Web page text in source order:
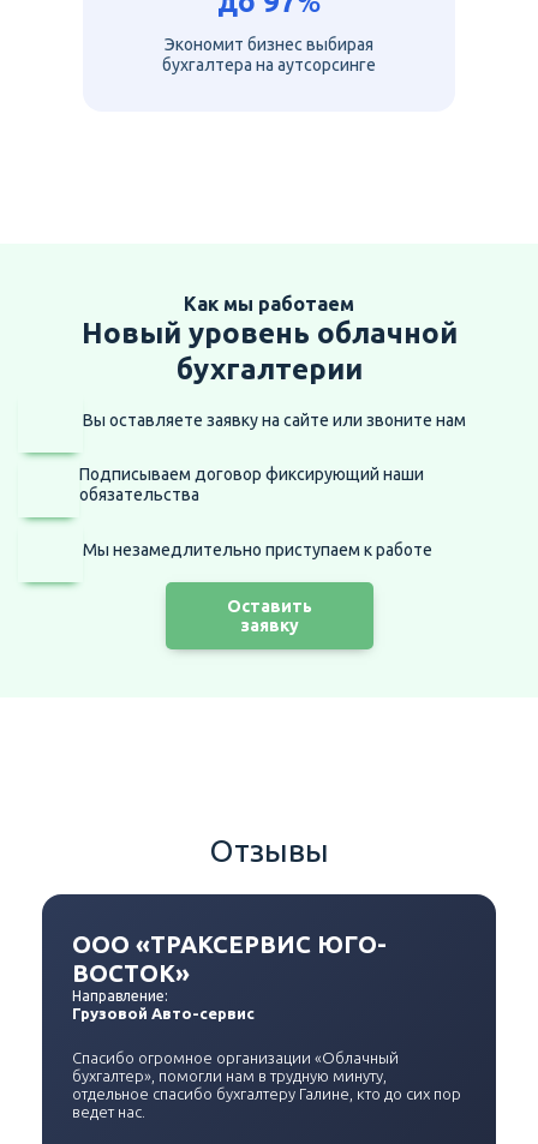
Экономит бизнес выбирая
бухгалтера на аутсорсинге
Как мы работаем
Новый уровень облачной
бухгалтерии
Вы оставляете заявку на сайте или звоните нам
Подписываем договор фиксирующий наши
обязательства
Мы незамедлительно приступаем к работе
Оставить
заявку
Отзывы
ООО «ТРАКСЕРВИС ЮГО-
ВОСТОК»
Направление:
Грузовой Авто-сервис
Спасибо огромное организации «Облачный
бухгалтер», помогли нам в трудную минуту,
отдельное спасибо бухгалтеру Галине, кто до сих пор
ведет нас.